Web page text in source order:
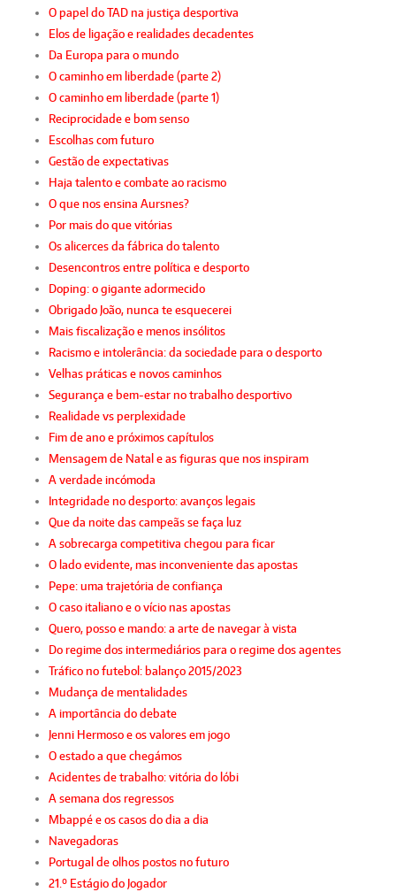
O papel do TAD na justiça desportiva
Elos de ligação e realidades decadentes
Da Europa para o mundo
O caminho em liberdade (parte 2)
O caminho em liberdade (parte 1)
Reciprocidade e bom senso
Escolhas com futuro
Gestão de expectativas
Haja talento e combate ao racismo
O que nos ensina Aursnes?
Por mais do que vitórias
Os alicerces da fábrica do talento
Desencontros entre política e desporto
Doping: o gigante adormecido
Obrigado João, nunca te esquecerei
Mais fiscalização e menos insólitos
Racismo e intolerância: da sociedade para o desporto
Velhas práticas e novos caminhos
Segurança e bem-estar no trabalho desportivo
Realidade vs perplexidade
Fim de ano e próximos capítulos
Mensagem de Natal e as figuras que nos inspiram
A verdade incómoda
Integridade no desporto: avanços legais
Que da noite das campeãs se faça luz
A sobrecarga competitiva chegou para ficar
O lado evidente, mas inconveniente das apostas
Pepe: uma trajetória de confiança
O caso italiano e o vício nas apostas
Quero, posso e mando: a arte de navegar à vista
Do regime dos intermediários para o regime dos agentes
Tráfico no futebol: balanço 2015/2023
Mudança de mentalidades
A importância do debate
Jenni Hermoso e os valores em jogo
O estado a que chegámos
Acidentes de trabalho: vitória do lóbi
A semana dos regressos
Mbappé e os casos do dia a dia
Navegadoras
Portugal de olhos postos no futuro
21.º Estágio do Jogador